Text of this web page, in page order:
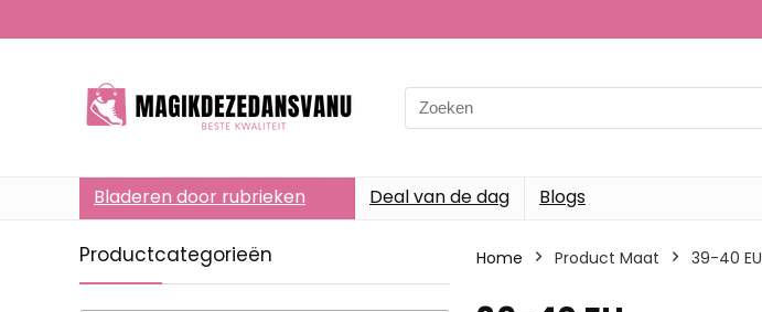
Search
for:
Bladeren door rubrieken Deal van de dag Blogs
Productcategorieën Home Product Maat 39-40 EU